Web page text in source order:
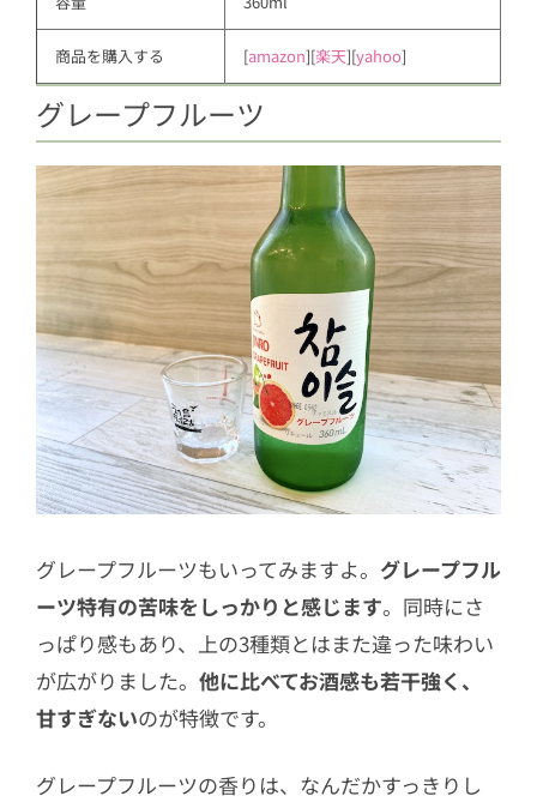
商品を購入する [amazon][楽天][yahoo]
グレープフルーツ
グレープフルーツもいってみますよ。 グレープフル
ーツ特有の苦味をしっかりと感じます。同時にさ
っぱり感もあり、上の3種類とはまた違った味わい
が広がりました。 他に比べてお酒感も若干強く、
甘すぎないのが特徴です。
グレープフルーツの香りは、なんだかすっきりし